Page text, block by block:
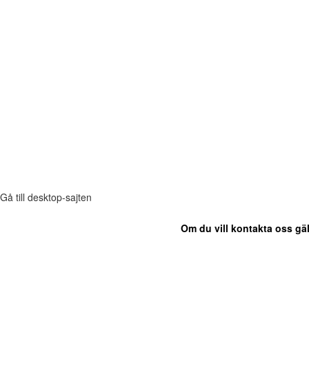
Gå till desktop-sajten
Om du vill kontakta oss